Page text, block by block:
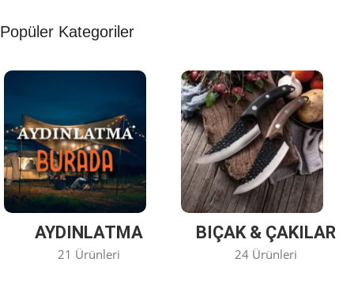
KAHVE KEYFİ
Kahvemizi Denediniz mi ?
Keşfet
Popüler Kategoriler
AYDINLATMA
21 Ürünleri
BIÇAK & ÇAKILAR
24 Ürünleri